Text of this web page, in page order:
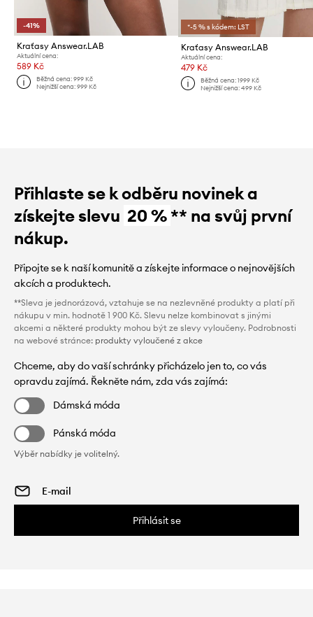
-41%
Kraťasy Answear.LAB
Aktuální cena:
589 Kč
Běžná cena:999 Kč
Nejnižší cena:999 Kč
*-5 % s kódem: LST
Kraťasy Answear.LAB
Aktuální cena:
479 Kč
Běžná cena: 1999 Kč
Nejnižší cena: 499 Kč
Přihlaste se k odběru novinek a
získejte slevu 20 %** na svůj první
nákup.
Připojte se k naší komunitě a získejte informace o nejnovějších
akcích a produktech.
**Sleva je jednorázová, vztahuje se na nezlevněné produkty a platí při
nákupu v min. hodnotě 1 900 Kč. Slevu nelze kombinovat s jinými
akcemi a některé produkty mohou být ze slevy vyloučeny. Podrobnosti
na webové stránce: produkty vyloučené z akce
Chceme, aby do vaší schránky přicházelo jen to, co vás
opravdu zajímá. Řekněte nám, zda vás zajímá:
Dámská móda
Pánská móda
Výběr nabídky je volitelný.
Přihlásit se